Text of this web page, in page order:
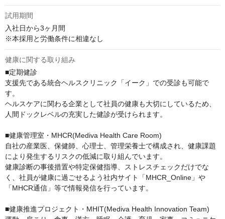
試用期間
入社日から3ヶ月間
※本採用と労働条件に相違なし
健康に関する取り組み
■定期健診
⽀援先である統合ヘルスクリニック「イーク」での受診も可能で
す。
ヘルスケアに関わる企業として社員の健康も⼤切にしているため、
人間ドックレベルの充実した健診が受けられます。
■健康管理室・MHCR(Mediva Health Care Room)
自社の産業医、保健師、心理士、管理栄養士で構成され、健康課題
により発生するリスクの低減に取り組んでいます。
健康診断の事後措置や特定保健指導、ストレスチェックだけでな
く、社員が健康に過ごせるよう社内サイト「MHCR_Online」や
「MHCR通信」等で情報発信を行っています。
■健康推進プロジェクト・MHIT(Mediva Health Innovation Team)